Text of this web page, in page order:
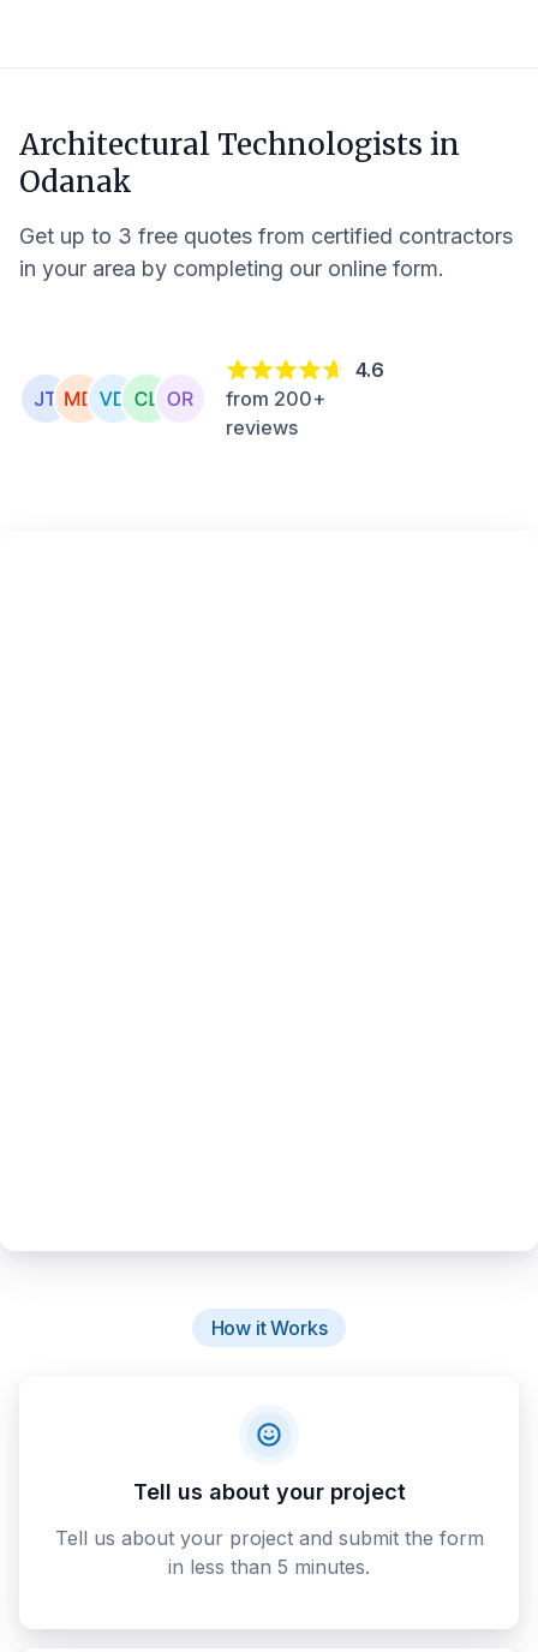
Architectural Technologists in
Odanak
Get up to 3 free quotes from certified contractors
in your area by completing our online form.
4.6
from 200+
reviews
How it Works
Tell us about your project
Tell us about your project and submit the form
in less than 5 minutes.